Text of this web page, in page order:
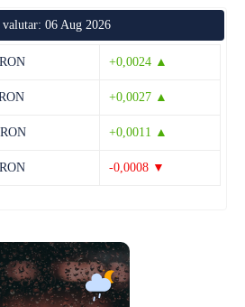
valutar: 06 Aug 2026
+0,0024 ▲
+0,0027 ▲
+0,0011 ▲
-0,0008 ▼